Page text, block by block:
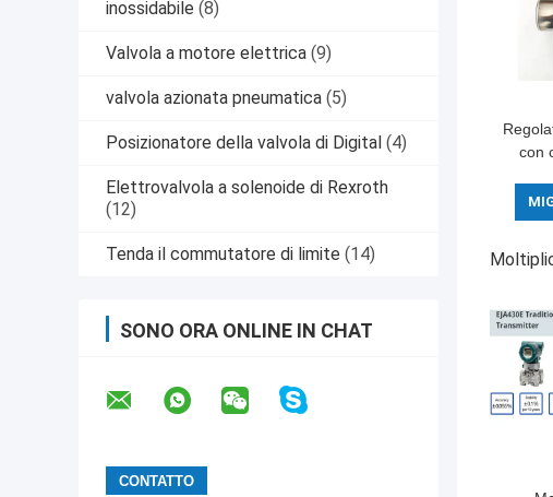
inossidabile (8)
Valvola a motore elettrica (9)
valvola azionata pneumatica (5)
Posizionatore della valvola di Digital (4)
Elettrovalvola a solenoide di Rexroth
(12)
Tenda il commutatore di limite (14)
SONO ORA ONLINE IN CHAT
con
di